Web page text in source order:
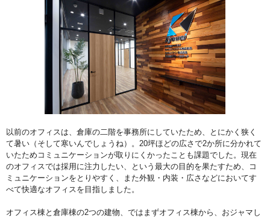
以前のオフィスは、倉庫の二階を事務所にしていたため、とにかく狭く
て暑い（そして寒いんでしょうね）。20坪ほどの広さで2か所に分かれて
いたためコミュニケーションが取りにくかったことも課題でした。現在
のオフィスでは採用に注力したい、という最大の目的を果たすため、コ
ミュニケーションをとりやすく、また外観・内装・広さなどにおいてす
べて快適なオフィスを目指しました。
オフィス棟と倉庫棟の2つの建物、ではまずオフィス棟から、おジャマし